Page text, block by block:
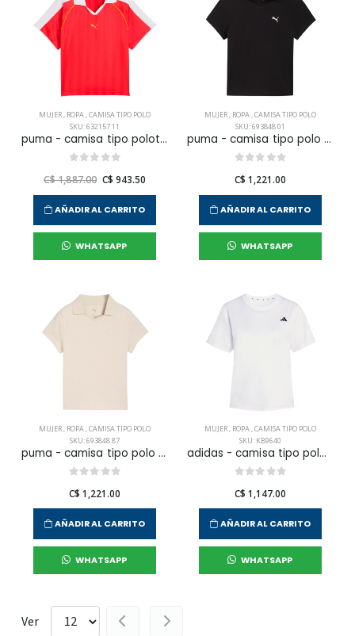
MUJER, ROPA,CAMISA TIPO POLO
SKU: 632157 11
puma - camisa tipo polot7 relaxed para mujer
C$ 1,887.00 C$ 943.50
AÑADIR AL CARRITO
WHATSAPP
MUJER, ROPA,CAMISA TIPO POLO
SKU: 693848 01
puma - camisa tipo polo ess baby para mujer
C$ 1,221.00
AÑADIR AL CARRITO
WHATSAPP
MUJER, ROPA,CAMISA TIPO POLO
SKU: 693848 87
puma - camisa tipo polo ess baby para mujer
C$ 1,221.00
AÑADIR AL CARRITO
WHATSAPP
MUJER, ROPA,CAMISA TIPO POLO
SKU: KB9640
adidas - camisa tipo polo we min crew te para mujer
C$ 1,147.00
AÑADIR AL CARRITO
WHATSAPP
Ver